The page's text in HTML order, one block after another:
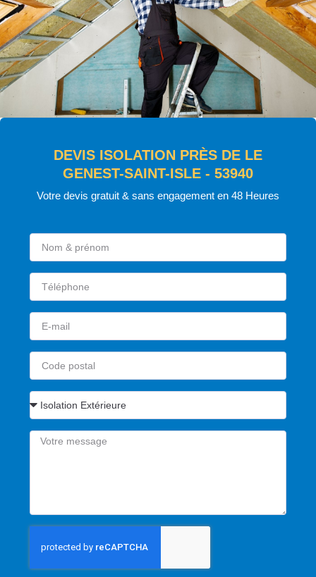
DEVIS ISOLATION PRÈS DE LE
GENEST-SAINT-ISLE - 53940
Votre devis gratuit & sans engagement en 48 Heures